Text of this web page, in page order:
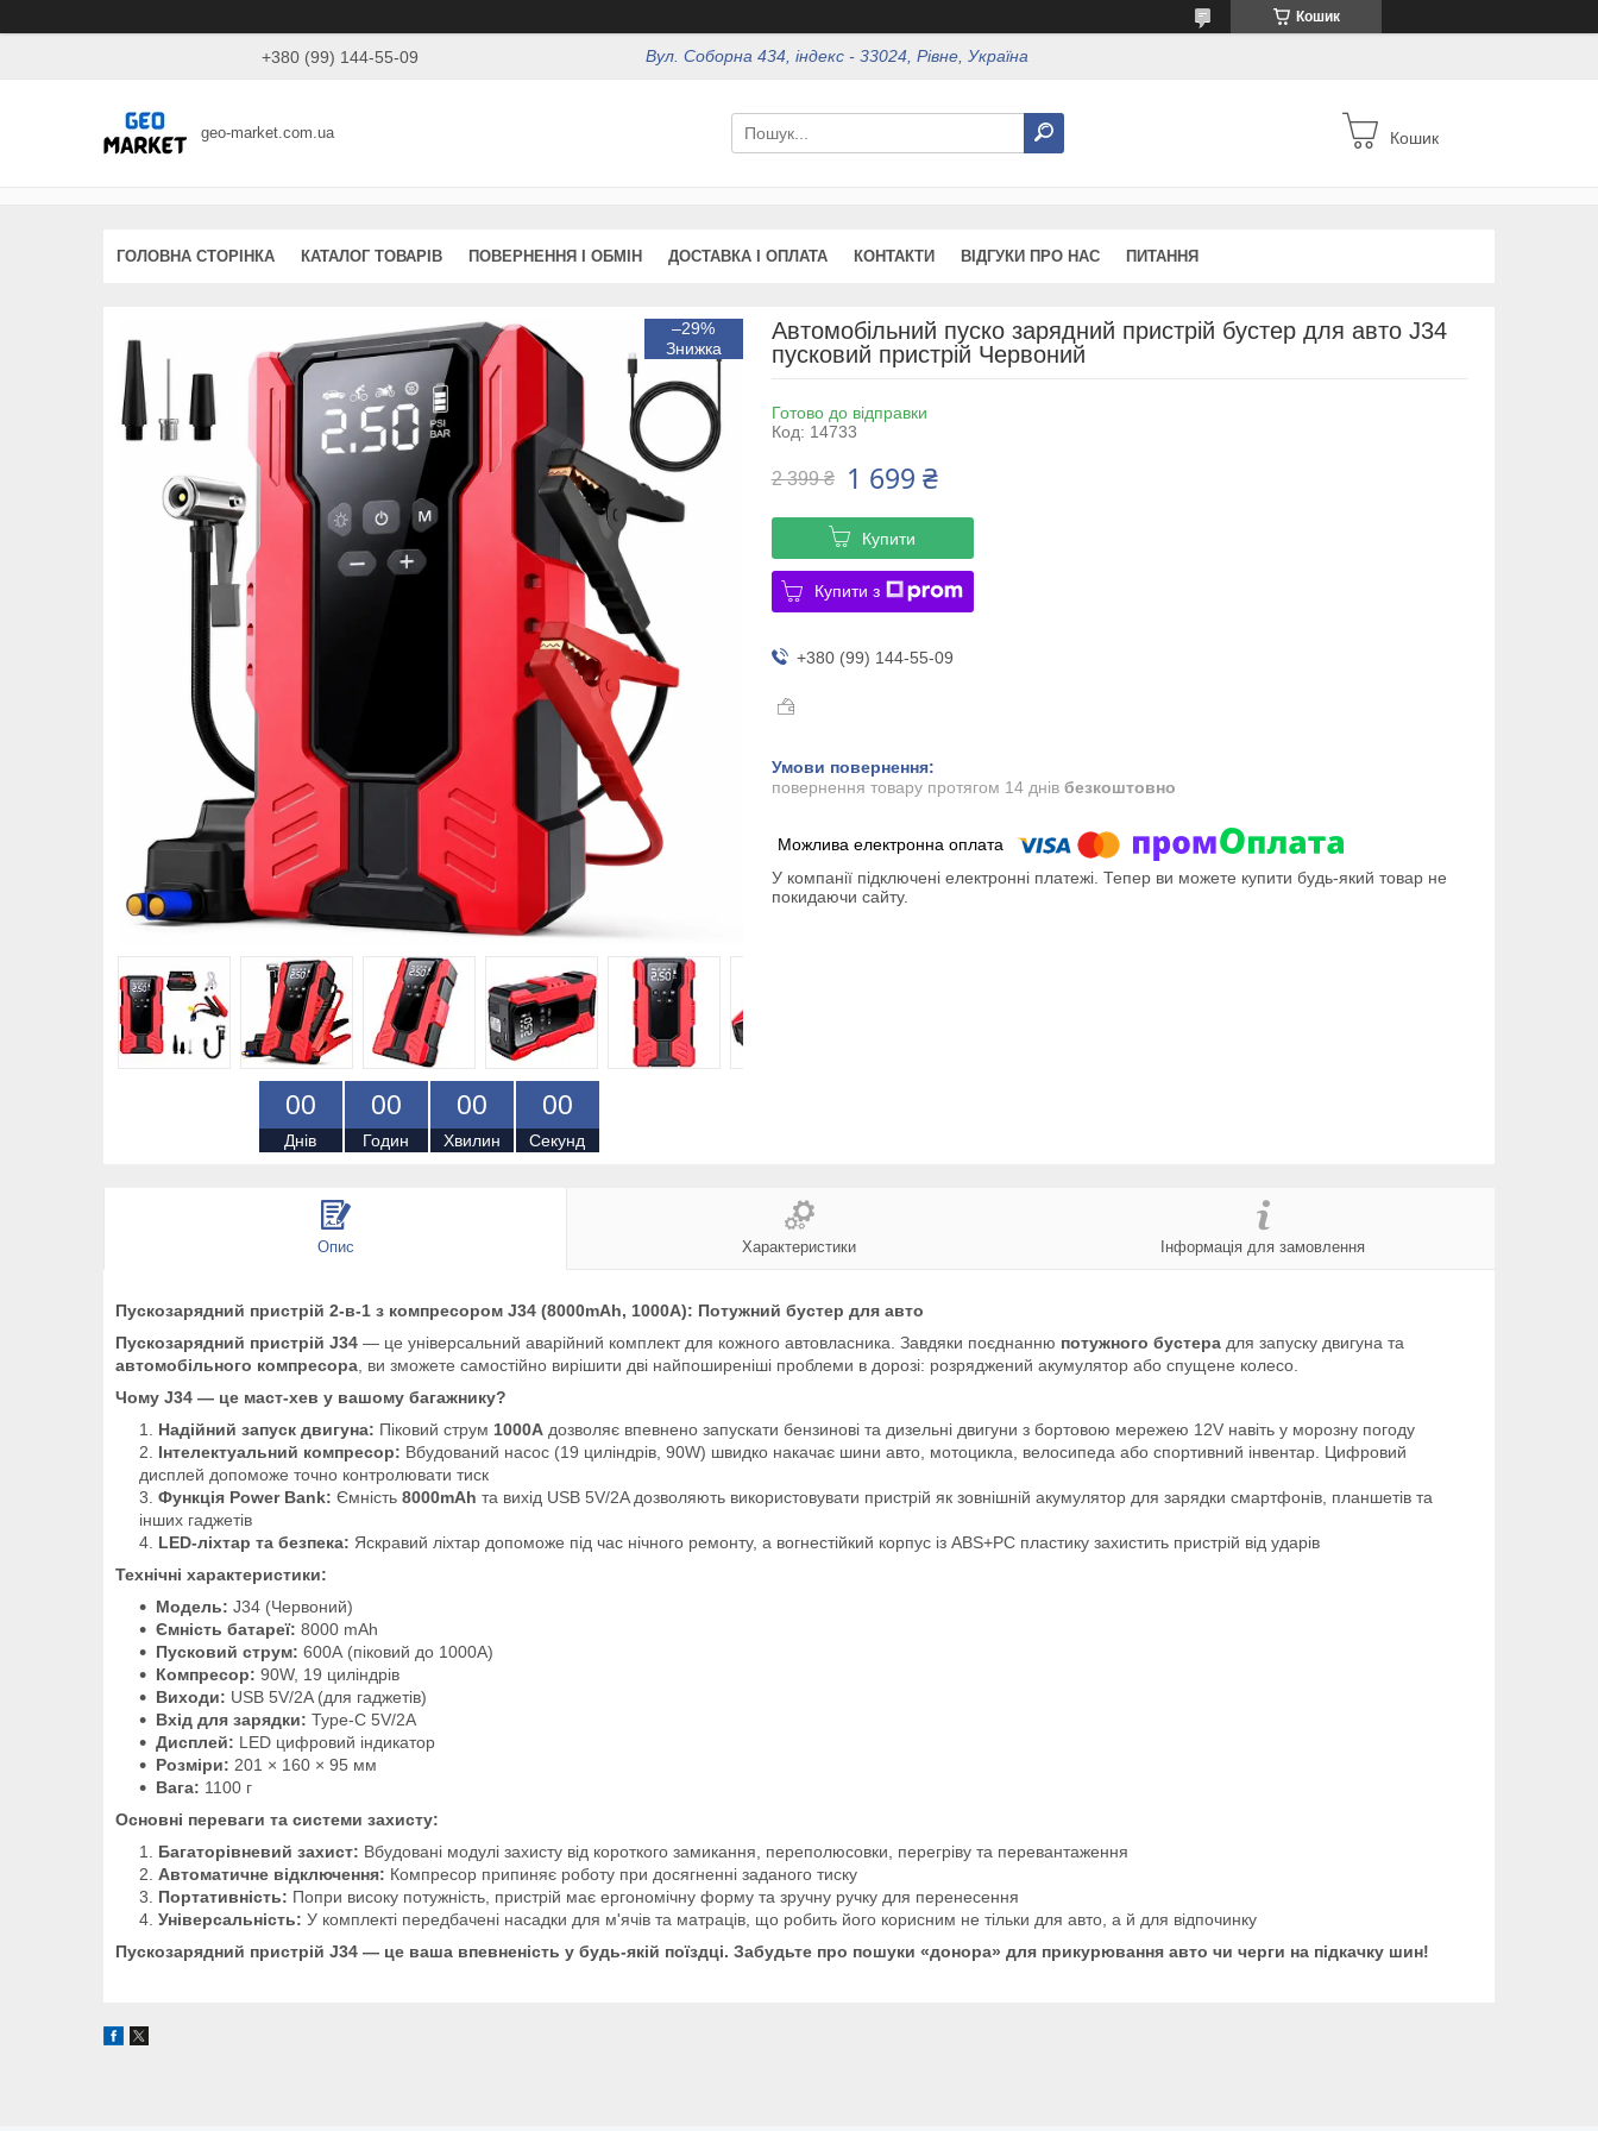
Кошик
+380 (99) 144-55-09 Вул. Соборна 434, індекс - 33024, Рівне, Україна
geo-market.com.ua Кошик
ГОЛОВНА СТОРІНКА КАТАЛОГ ТОВАРІВ ПОВЕРНЕННЯ І ОБМІН ДОСТАВКА І ОПЛАТА КОНТАКТИ ВІДГУКИ ПРО НАС ПИТАННЯ
–29%
00
Днів
00
Годин
00
Хвилин
00
Секунд
Автомобільний пуско зарядний пристрій бустер для авто J34
пусковий пристрій Червоний
Готово до відправки
Код: 14733
2 399 ₴ 1 699 ₴
Купити
Купити з
+380 (99) 144-55-09
повернення товару протягом 14 днів безкоштовно
У компанії підключені електронні платежі. Тепер ви можете купити будь-який товар не
покидаючи сайту.
Опис Характеристики Інформація для замовлення
Пускозарядний пристрій 2-в-1 з компресором J34 (8000mAh, 1000A): Потужний бустер для авто
Пускозарядний пристрій J34 — це універсальний аварійний комплект для кожного автовласника. Завдяки поєднанню потужного бустера для запуску двигуна та
автомобільного компресора , ви зможете самостійно вирішити дві найпоширеніші проблеми в дорозі: розряджений акумулятор або спущене колесо.
Чому J34 — це маст-хев у вашому багажнику?
Надійний запуск двигуна: Піковий струм 1000А дозволяє впевнено запускати бензинові та дизельні двигуни з бортовою мережею 12V навіть у морозну погоду
Інтелектуальний компресор: Вбудований насос (19 циліндрів, 90W) швидко накачає шини авто, мотоцикла, велосипеда або спортивний інвентар. Цифровий
дисплей допоможе точно контролювати тиск
Функція Power Bank: Ємність 8000mAh та вихід USB 5V/2A дозволяють використовувати пристрій як зовнішній акумулятор для зарядки смартфонів, планшетів та
інших гаджетів
LED-ліхтар та безпека: Яскравий ліхтар допоможе під час нічного ремонту, а вогнестійкий корпус із ABS+PC пластику захистить пристрій від ударів
Технічні характеристики:
Модель: J34 (Червоний)
Ємність батареї: 8000 mAh
Пусковий струм: 600А (піковий до 1000А)
Компресор: 90W, 19 циліндрів
Виходи: USB 5V/2A (для гаджетів)
Вхід для зарядки: Type-C 5V/2A
Дисплей: LED цифровий індикатор
Розміри: 201 × 160 × 95 мм
Вага: 1100 г
Основні переваги та системи захисту:
Багаторівневий захист: Вбудовані модулі захисту від короткого замикання, переполюсовки, перегріву та перевантаження
Автоматичне відключення: Компресор припиняє роботу при досягненні заданого тиску
Портативність: Попри високу потужність, пристрій має ергономічну форму та зручну ручку для перенесення
Універсальність: У комплекті передбачені насадки для м'ячів та матраців, що робить його корисним не тільки для авто, а й для відпочинку
Пускозарядний пристрій J34 — це ваша впевненість у будь-якій поїздці. Забудьте про пошуки «донора» для прикурювання авто чи черги на підкачку шин!